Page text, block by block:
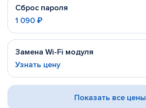
Сброс пароля
1 090 ₽
Замена Wi-Fi модуля
Узнать цену
Показать все цены